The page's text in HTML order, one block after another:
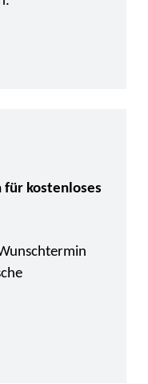
für kostenloses